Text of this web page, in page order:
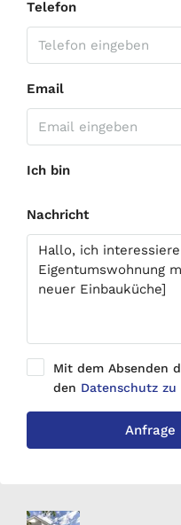
Telefon
Email
Ich bin
Nachricht
Mit dem Absenden
den Datenschutz zu
Anfrage